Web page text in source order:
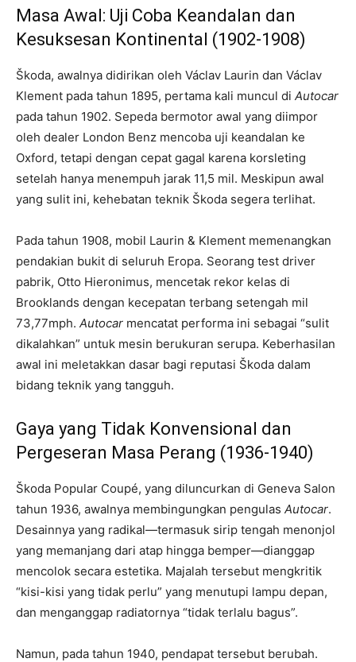
Masa Awal: Uji Coba Keandalan dan
Kesuksesan Kontinental (1902-1908)
Škoda, awalnya didirikan oleh Václav Laurin dan Václav
Klement pada tahun 1895, pertama kali muncul di Autocar
pada tahun 1902. Sepeda bermotor awal yang diimpor
oleh dealer London Benz mencoba uji keandalan ke
Oxford, tetapi dengan cepat gagal karena korsleting
setelah hanya menempuh jarak 11,5 mil. Meskipun awal
yang sulit ini, kehebatan teknik Škoda segera terlihat.
Pada tahun 1908, mobil Laurin & Klement memenangkan
pendakian bukit di seluruh Eropa. Seorang test driver
pabrik, Otto Hieronimus, mencetak rekor kelas di
Brooklands dengan kecepatan terbang setengah mil
73,77mph. Autocar mencatat performa ini sebagai “sulit
dikalahkan” untuk mesin berukuran serupa. Keberhasilan
awal ini meletakkan dasar bagi reputasi Škoda dalam
bidang teknik yang tangguh.
Gaya yang Tidak Konvensional dan
Pergeseran Masa Perang (1936-1940)
Škoda Popular Coupé, yang diluncurkan di Geneva Salon
tahun 1936, awalnya membingungkan pengulas Autocar.
Desainnya yang radikal—termasuk sirip tengah menonjol
yang memanjang dari atap hingga bemper—dianggap
mencolok secara estetika. Majalah tersebut mengkritik
“kisi-kisi yang tidak perlu” yang menutupi lampu depan,
dan menganggap radiatornya “tidak terlalu bagus”.
Namun, pada tahun 1940, pendapat tersebut berubah.